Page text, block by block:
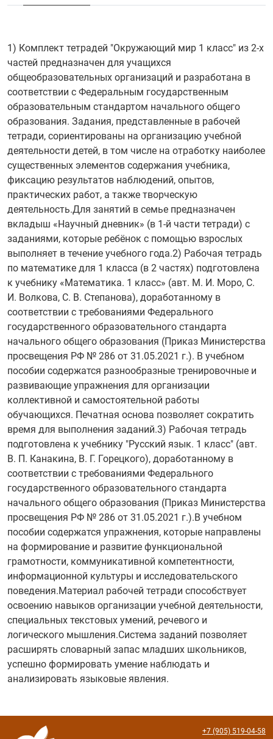
1) Комплект тетрадей "Окружающий мир 1 класс" из 2-х
частей предназначен для учащихся
общеобразовательных организаций и разработана в
соответствии с Федеральным государственным
образовательным стандартом начального общего
образования. Задания, представленные в рабочей
тетради, сориентированы на организацию учебной
деятельности детей, в том числе на отработку наиболее
существенных элементов содержания учебника,
фиксацию результатов наблюдений, опытов,
практических работ, а также творческую
деятельность.Для занятий в семье предназначен
вкладыш «Научный дневник» (в 1-й части тетради) с
заданиями, которые ребёнок с помощью взрослых
выполняет в течение учебного года.2) Рабочая тетрадь
по математике для 1 класса (в 2 частях) подготовлена
к учебнику «Математика. 1 класс» (авт. М. И. Моро, С.
И. Волкова, С. В. Степанова), доработанному в
соответствии с требованиями Федерального
государственного образовательного стандарта
начального общего образования (Приказ Министерства
просвещения РФ № 286 от 31.05.2021 г.). В учебном
пособии содержатся разнообразные тренировочные и
развивающие упражнения для организации
коллективной и самостоятельной работы
обучающихся. Печатная основа позволяет сократить
время для выполнения заданий.3) Рабочая тетрадь
подготовлена к учебнику "Русский язык. 1 класс" (авт.
В. П. Канакина, В. Г. Горецкого), доработанному в
соответствии с требованиями Федерального
государственного образовательного стандарта
начального общего образования (Приказ Министерства
просвещения РФ № 286 от 31.05.2021 г.).В учебном
пособии содержатся упражнения, которые направлены
на формирование и развитие функциональной
грамотности, коммуникативной компетентности,
информационной культуры и исследовательского
поведения.Материал рабочей тетради способствует
освоению навыков организации учебной деятельности,
специальных текстовых умений, речевого и
логического мышления.Система заданий позволяет
расширять словарный запас младших школьников,
успешно формировать умение наблюдать и
анализировать языковые явления.
+7 (905) 519-04-58